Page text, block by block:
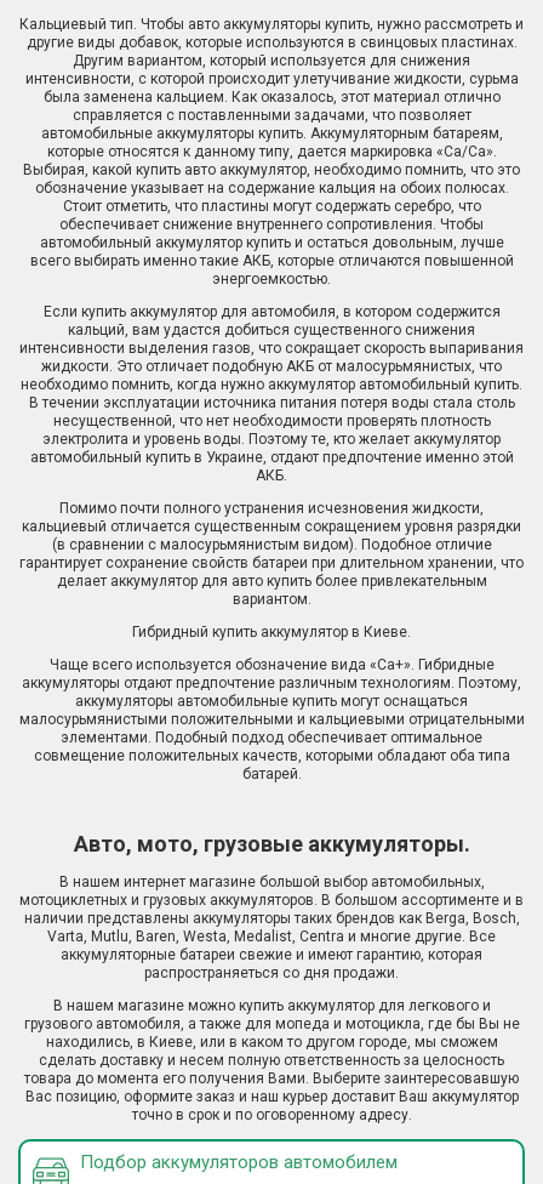
Кальциевый тип. Чтобы авто аккумуляторы купить, нужно рассмотреть и
другие виды добавок, которые используются в свинцовых пластинах.
Другим вариантом, который используется для снижения
интенсивности, с которой происходит улетучивание жидкости, сурьма
была заменена кальцием. Как оказалось, этот материал отлично
справляется с поставленными задачами, что позволяет
автомобильные аккумуляторы купить. Аккумуляторным батареям,
которые относятся к данному типу, дается маркировка «Ca/Ca».
Выбирая, какой купить авто аккумулятор, необходимо помнить, что это
обозначение указывает на содержание кальция на обоих полюсах.
Стоит отметить, что пластины могут содержать серебро, что
обеспечивает снижение внутреннего сопротивления. Чтобы
автомобильный аккумулятор купить и остаться довольным, лучше
всего выбирать именно такие АКБ, которые отличаются повышенной
энергоемкостью.
Если купить аккумулятор для автомобиля, в котором содержится
кальций, вам удастся добиться существенного снижения
интенсивности выделения газов, что сокращает скорость выпаривания
жидкости. Это отличает подобную АКБ от малосурьмянистых, что
необходимо помнить, когда нужно аккумулятор автомобильный купить.
В течении эксплуатации источника питания потеря воды стала столь
несущественной, что нет необходимости проверять плотность
электролита и уровень воды. Поэтому те, кто желает аккумулятор
автомобильный купить в Украине, отдают предпочтение именно этой
АКБ.
Помимо почти полного устранения исчезновения жидкости,
кальциевый отличается существенным сокращением уровня разрядки
(в сравнении с малосурьмянистым видом). Подобное отличие
гарантирует сохранение свойств батареи при длительном хранении, что
делает аккумулятор для авто купить более привлекательным
вариантом.
Гибридный купить аккумулятор в Киеве.
Чаще всего используется обозначение вида «Ca+». Гибридные
аккумуляторы отдают предпочтение различным технологиям. Поэтому,
аккумуляторы автомобильные купить могут оснащаться
малосурьмянистыми положительными и кальциевыми отрицательными
элементами. Подобный подход обеспечивает оптимальное
совмещение положительных качеств, которыми обладают оба типа
батарей.
Авто, мото, грузовые аккумуляторы.
В нашем интернет магазине большой выбор автомобильных,
мотоциклетных и грузовых аккумуляторов. В большом ассортименте и в
наличии представлены аккумуляторы таких брендов как Berga, Bosch,
Varta, Mutlu, Baren, Westa, Medalist, Centra и многие другие. Все
аккумуляторные батареи свежие и имеют гарантию, которая
распространяеться со дня продажи.
В нашем магазине можно купить аккумулятор для легкового и
грузового автомобиля, а также для мопеда и мотоцикла, где бы Вы не
находились, в Киеве, или в каком то другом городе, мы сможем
сделать доставку и несем полную ответственность за целосность
товара до момента его получения Вами. Выберите заинтересовавшую
Вас позицию, оформите заказ и наш курьер доставит Ваш аккумулятор
точно в срок и по оговоренному адресу.
Подбор аккумуляторов автомобилем